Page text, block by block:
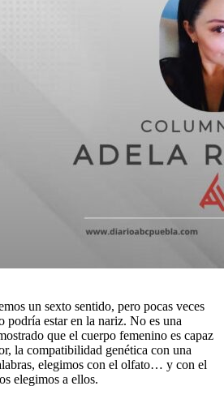
un sexto sentido, pero pocas veces
podría estar en la nariz. No es una
que el cuerpo femenino es capaz
la compatibilidad genética con una
elegimos con el olfato… y con el
elegimos a ellos.